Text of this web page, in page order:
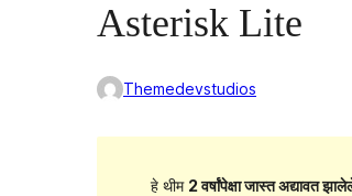
Asterisk Lite
Themedevstudios
हे थीम 2 वर्षांपेक्षा जास्त अद्यावत